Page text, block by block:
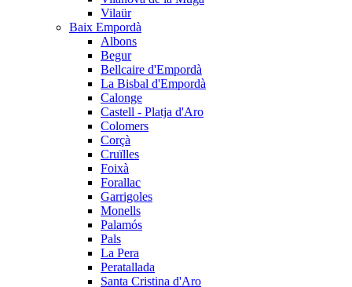
Vilaür
Baix Empordà
Albons
Begur
Bellcaire d'Empordà
La Bisbal d'Empordà
Calonge
Castell - Platja d'Aro
Colomers
Corçà
Cruïlles
Foixà
Forallac
Garrigoles
Monells
Palamós
Pals
La Pera
Peratallada
Santa Cristina d'Aro